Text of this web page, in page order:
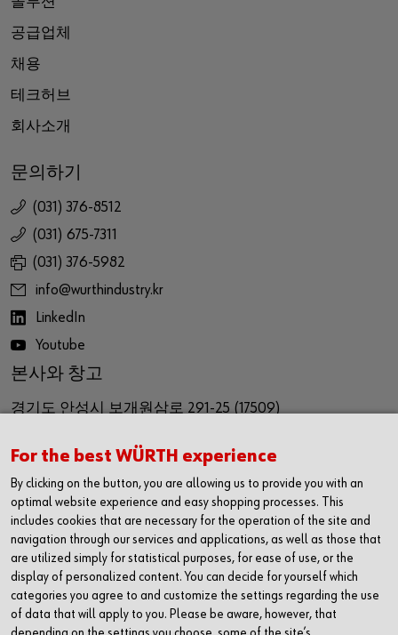
공급업체
채용
테크허브
회사소개
문의하기
(031) 376-8512
(031) 675-7311
(031) 376-5982
info@wurthindustry.kr
LinkedIn
Youtube
본사와 창고
경기도 안성시 보개원삼로 291-25 (17509)
Republic of Korea (17509)
영업사무소
경기도 화성시 동탄기흥로 614
더퍼스트타워2차 1616호(18469)
For the best WÜRTH experience
By clicking on the button, you are allowing us to provide you with an
optimal website experience and easy shopping processes. This
includes cookies that are necessary for the operation of the site and
navigation through our services and applications, as well as those that
are utilized simply for statistical purposes, for ease of use, or the
display of personalized content. You can decide for yourself which
categories you agree to and customize the settings regarding the use
of data that will apply to you. Please be aware, however, that